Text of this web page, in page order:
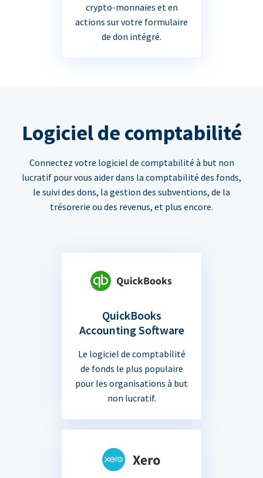
crypto-monnaies et en
actions sur votre formulaire
de don intégré.
Logiciel de comptabilité
Connectez votre logiciel de comptabilité à but non
lucratif pour vous aider dans la comptabilité des fonds,
le suivi des dons, la gestion des subventions, de la
trésorerie ou des revenus, et plus encore.
QuickBooks
Accounting Software
Le logiciel de comptabilité
de fonds le plus populaire
pour les organisations à but
non lucratif.